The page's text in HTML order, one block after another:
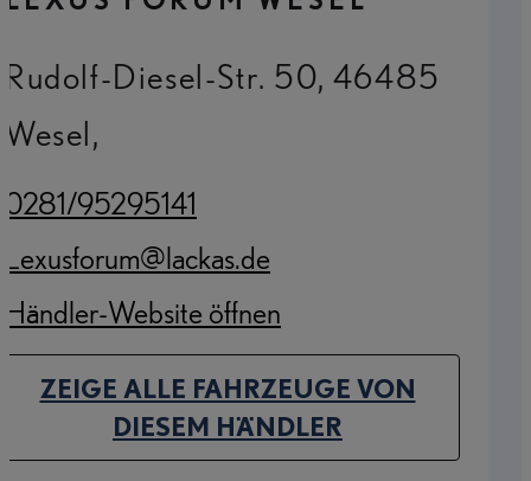
Rudolf-Diesel-Str. 50, 46485
Wesel,
0281/95295141
(Opens in new tab)
Lexusforum@lackas.de
(Opens in new tab)
Händler-Website öffnen
(Opens in new tab)
ZEIGE ALLE FAHRZEUGE VON
DIESEM HÄNDLER(OPENS IN NEW TAB)